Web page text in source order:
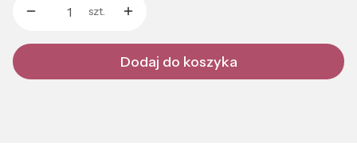
szt.
Dodaj do koszyka